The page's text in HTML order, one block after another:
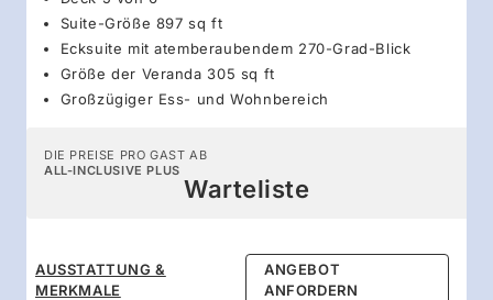
Suite-Größe 897 sq ft
Ecksuite mit atemberaubendem 270-Grad-Blick
Größe der Veranda 305 sq ft
Großzügiger Ess- und Wohnbereich
DIE PREISE PRO GAST AB
ALL-INCLUSIVE PLUS
Warteliste
AUSSTATTUNG &
MERKMALE
ANGEBOT
ANFORDERN